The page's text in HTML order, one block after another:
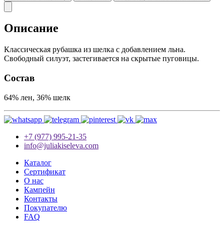
Описание
Классическая рубашка из шелка с добавлением льна.
Свободный силуэт, застегивается на скрытые пуговицы.
Состав
64% лен, 36% шелк
+7 (977) 995-21-35
info@juliakiseleva.com
Каталог
Сертификат
О нас
Кампейн
Контакты
Покупателю
FAQ